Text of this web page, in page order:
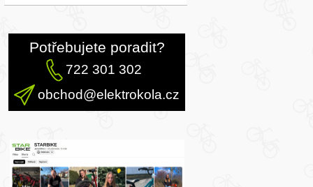
Potřebujete poradit?
722 301 302
obchod@elektrokola.cz